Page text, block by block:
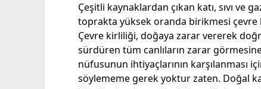
Çeşitli kaynaklardan çıkan katı, sıvı ve
toprakta yüksek oranda birikmesi çevre
Çevre kirliliği, doğaya zarar vererek
sürdüren tüm canlıların zarar
nüfusunun ihtiyaçlarının karşılanması
söylememe gerek yoktur zaten. Doğal